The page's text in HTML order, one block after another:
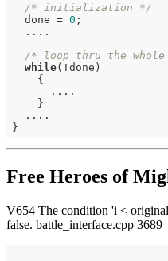
/* initialization */
  done =
0 ;
  ....
/* loop thru the
while(!done)
    {
      ....
    }
  ....
Free Heroes of
V654 The condition 'i <
false. battle_interface.cpp 3689